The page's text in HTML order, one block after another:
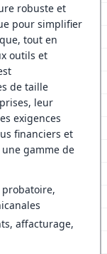
robuste et
pour simplifier
tout en
outils et
de taille
leur
exigences
financiers et
gamme de
affacturage,